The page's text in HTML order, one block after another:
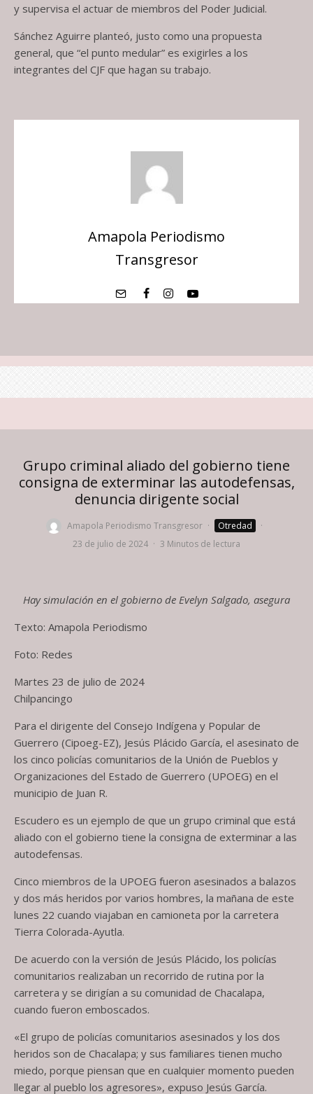
y supervisa el actuar de miembros del Poder Judicial.
Sánchez Aguirre planteó, justo como una propuesta
general, que “el punto medular” es exigirles a los
integrantes del CJF que hagan su trabajo.
Amapola Periodismo
Transgresor
Grupo criminal aliado del gobierno tiene
consigna de exterminar las autodefensas,
denuncia dirigente social
Amapola Periodismo Transgresor · Otredad
·
23 de julio de 2024 · 3 Minutos de lectura
Hay simulación en el gobierno de Evelyn Salgado, asegura
Texto: Amapola Periodismo
Foto: Redes
Martes 23 de julio de 2024
Chilpancingo
Para el dirigente del Consejo Indígena y Popular de
Guerrero (Cipoeg-EZ), Jesús Plácido García, el asesinato de
los cinco policías comunitarios de la Unión de Pueblos y
Organizaciones del Estado de Guerrero (UPOEG) en el
municipio de Juan R.
Escudero es un ejemplo de que un grupo criminal que está
aliado con el gobierno tiene la consigna de exterminar a las
autodefensas.
Cinco miembros de la UPOEG fueron asesinados a balazos
y dos más heridos por varios hombres, la mañana de este
lunes 22 cuando viajaban en camioneta por la carretera
Tierra Colorada-Ayutla.
De acuerdo con la versión de Jesús Plácido, los policías
comunitarios realizaban un recorrido de rutina por la
carretera y se dirigían a su comunidad de Chacalapa,
cuando fueron emboscados.
«El grupo de policías comunitarios asesinados y los dos
heridos son de Chacalapa; y sus familiares tienen mucho
miedo, porque piensan que en cualquier momento pueden
llegar al pueblo los agresores», expuso Jesús García.